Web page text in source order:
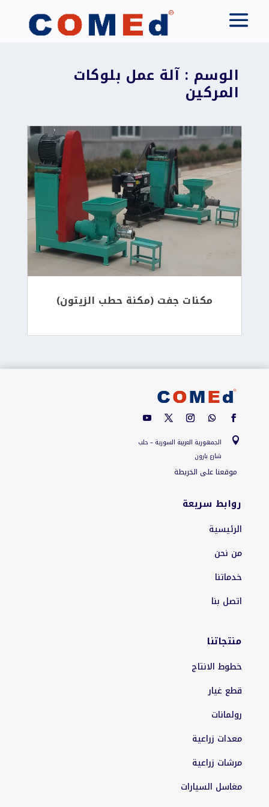
الوسم : آلة عمل بلوكات
المركين
مكنات جفت (مكنة حطب الزيتون)

الجمهورية العربية السورية – حلب
شارع بارون
موقعنا على الخريطة
روابط سريعة
الرئيسية
من نحن
خدماتنا
اتصل بنا
منتجاتنا
خطوط الانتاج
قطع غيار
رولمانات
معدات زراعية
مرشات زراعية
مغاسل السيارات